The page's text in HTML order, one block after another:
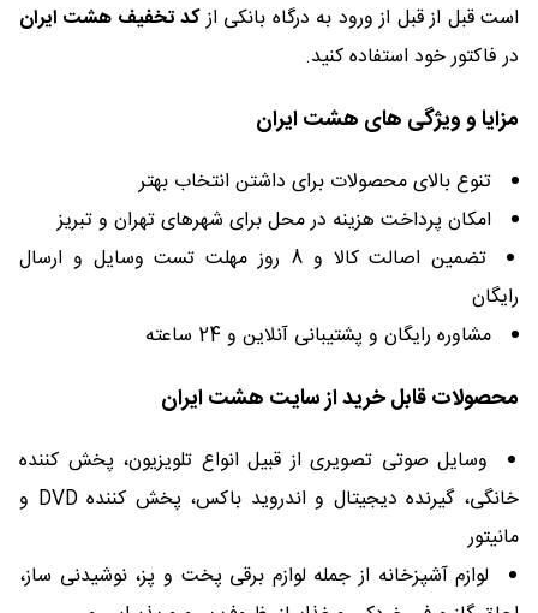
است قبل از قبل از ورود به درگاه بانکی ازکد تخفیف هشت ایران
در فاکتور خود استفاده کنید.
مزایا و ویژگی های هشت ایران
تنوع بالای محصولات برای داشتن انتخاب بهتر
امکان پرداخت هزینه در محل برای شهرهای تهران و تبریز
تضمین اصالت کالا و 8 روز مهلت تست وسایل و ارسال
رایگان
مشاوره رایگان و پشتیبانی آنلاین و 24 ساعته
محصولات قابل خرید از سایت هشت ایران
وسایل صوتی تصویری از قبیل انواع تلویزیون، پخش کننده
خانگی، گیرنده دیجیتال و اندروید باکس، پخش کننده DVD و
مانیتور
لوازم آشپزخانه از جمله لوازم برقی پخت و پز، نوشیدنی ساز،